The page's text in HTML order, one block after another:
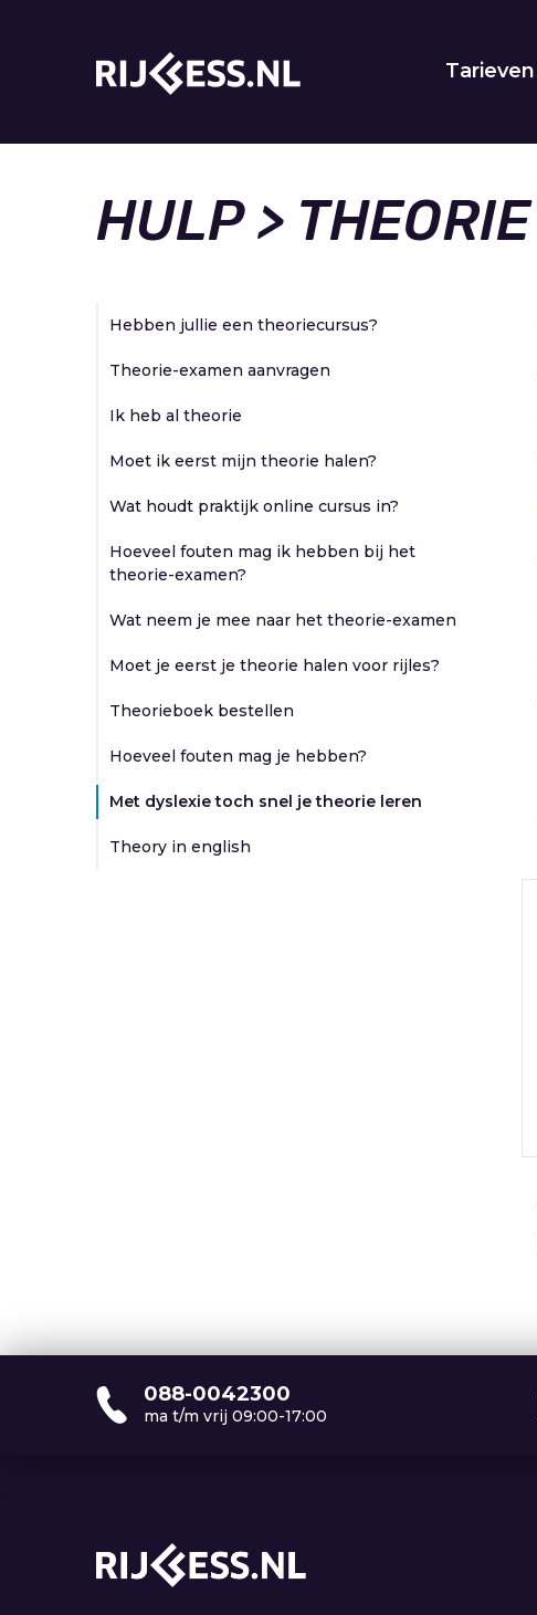
Tarieven
HULP> THEORIE
Hebben jullie een theoriecursus?
Theorie-examen aanvragen
Ik heb al theorie
Moet ik eerst mijn theorie halen?
Wat houdt praktijk online cursus in?
Hoeveel fouten mag ik hebben bij het
theorie-examen?
Wat neem je mee naar het theorie-examen
Moet je eerst je theorie halen voor rijles?
Theorieboek bestellen
Hoeveel fouten mag je hebben?
Met dyslexie toch snel je theorie leren
Theory in english
088-0042300
ma t/m vrij 09:00-17:00